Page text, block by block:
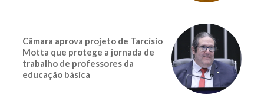
Câmara aprova projeto de Tarcísio
Motta que protege a jornada de
trabalho de professores da
educação básica